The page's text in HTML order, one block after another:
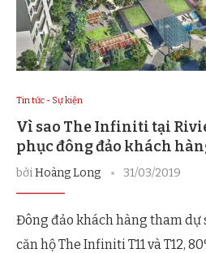
Tin tức - Sự kiện
Vì sao The Infiniti tại
phục đông đảo khách
bởiHoàng Long 31/03/2019
Đông đảo khách hàng tham dự
căn hộ The Infiniti T11 và T12,